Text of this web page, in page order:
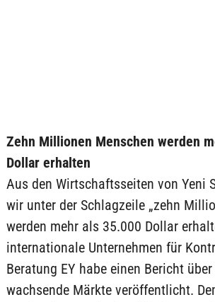
Zehn Millionen Menschen werden
Dollar erhalten
Aus den Wirtschaftsseiten von Yeni
wir unter der Schlagzeile „zehn
werden mehr als 35.000 Dollar
internationale Unternehmen für
Beratung EY habe einen Bericht
wachsende Märkte veröffentlicht.